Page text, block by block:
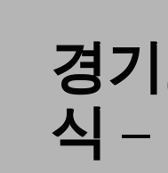
경
식 –